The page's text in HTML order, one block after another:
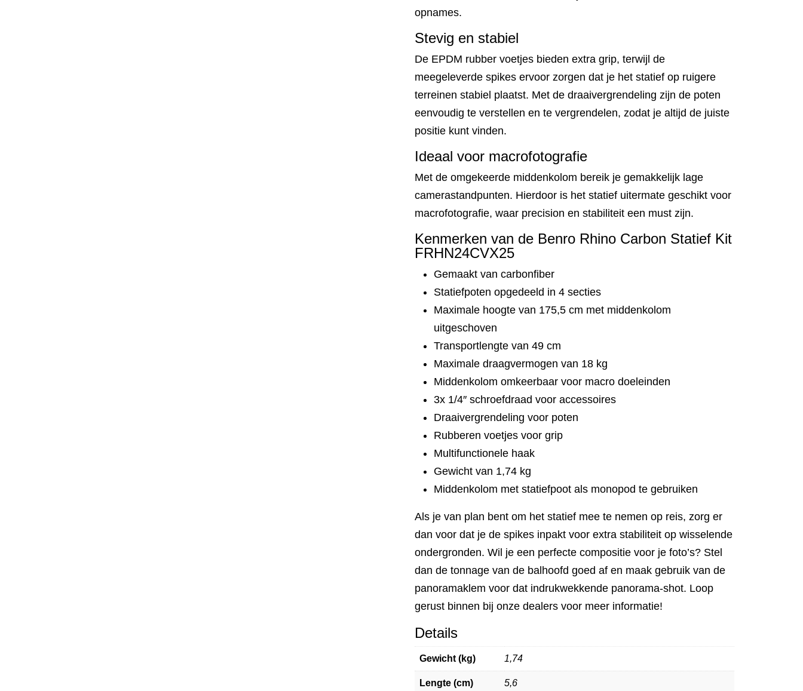
opnames.
Stevig en stabiel
De EPDM rubber voetjes bieden extra grip, terwijl de
meegeleverde spikes ervoor zorgen dat je het statief op ruigere
terreinen stabiel plaatst. Met de draaivergrendeling zijn de poten
eenvoudig te verstellen en te vergrendelen, zodat je altijd de juiste
positie kunt vinden.
Ideaal voor macrofotografie
Met de omgekeerde middenkolom bereik je gemakkelijk lage
camerastandpunten. Hierdoor is het statief uitermate geschikt voor
macrofotografie, waar precision en stabiliteit een must zijn.
Kenmerken van de Benro Rhino Carbon Statief Kit
FRHN24CVX25
Gemaakt van carbonfiber
Statiefpoten opgedeeld in 4 secties
Maximale hoogte van 175,5 cm met middenkolom
uitgeschoven
Transportlengte van 49 cm
Maximale draagvermogen van 18 kg
Middenkolom omkeerbaar voor macro doeleinden
3x 1/4″ schroefdraad voor accessoires
Draaivergrendeling voor poten
Rubberen voetjes voor grip
Multifunctionele haak
Gewicht van 1,74 kg
Middenkolom met statiefpoot als monopod te gebruiken
Als je van plan bent om het statief mee te nemen op reis, zorg er
dan voor dat je de spikes inpakt voor extra stabiliteit op wisselende
ondergronden. Wil je een perfecte compositie voor je foto’s? Stel
dan de tonnage van de balhoofd goed af en maak gebruik van de
panoramaklem voor dat indrukwekkende panorama-shot. Loop
gerust binnen bij onze dealers voor meer informatie!
Details
Gewicht (kg) 1,74
Lengte (cm) 5,6